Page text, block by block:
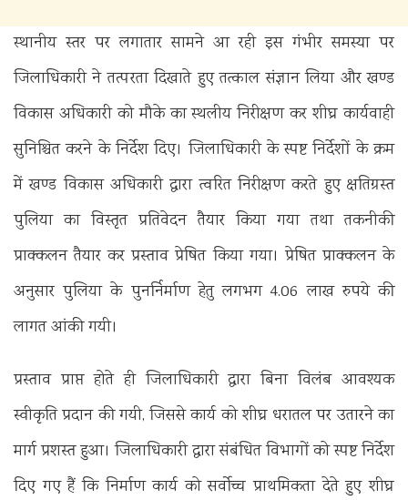
स्थानीय स्तर पर लगातार सामने आ रही इस गंभीर समस्या पर
जिलाधिकारी ने तत्परता दिखाते हुए तत्काल संज्ञान लिया और खण्ड
विकास अधिकारी को मौके का स्थलीय निरीक्षण कर शीघ्र कार्यवाही
सुनिश्चित करने के निर्देश दिए। जिलाधिकारी के स्पष्ट निर्देशों के क्रम
में खण्ड विकास अधिकारी द्वारा त्वरित निरीक्षण करते हुए क्षतिग्रस्त
पुलिया का विस्तृत प्रतिवेदन तैयार किया गया तथा तकनीकी
प्राक्कलन तैयार कर प्रस्ताव प्रेषित किया गया। प्रेषित प्राक्कलन के
अनुसार पुलिया के पुनर्निर्माण हेतु लगभग 4.06 लाख रुपये की
लागत आंकी गयी।
प्रस्ताव प्राप्त होते ही जिलाधिकारी द्वारा बिना विलंब आवश्यक
स्वीकृति प्रदान की गयी, जिससे कार्य को शीघ्र धरातल पर उतारने का
मार्ग प्रशस्त हुआ। जिलाधिकारी द्वारा संबंधित विभागों को स्पष्ट निर्देश
दिए गए हैं कि निर्माण कार्य को सर्वोच्च प्राथमिकता देते हुए शीघ्र